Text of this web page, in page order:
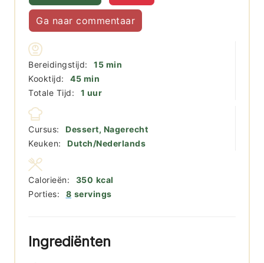
Ga naar commentaar
Bereidingstijd: 15minuten
min
Kooktijd:
45minuten
min
Totale Tijd:
1 uur
uur
Cursus:
Dessert, Nagerecht
Keuken:
Dutch/Nederlands
Porties: 8 servings
Calorieën: 350 kcal
Ingrediënten